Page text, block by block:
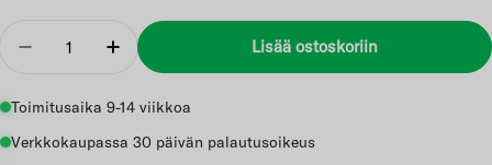
Vähennä Lisää
Lisää ostoskoriin
Toimitusaika 9-14 viikkoa
Verkkokaupassa 30 päivän palautusoikeus